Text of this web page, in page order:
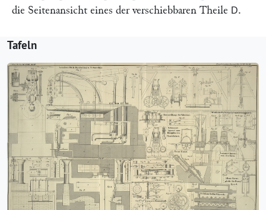
die Seitenansicht eines der verschiebbaren Theile D.
Tafeln